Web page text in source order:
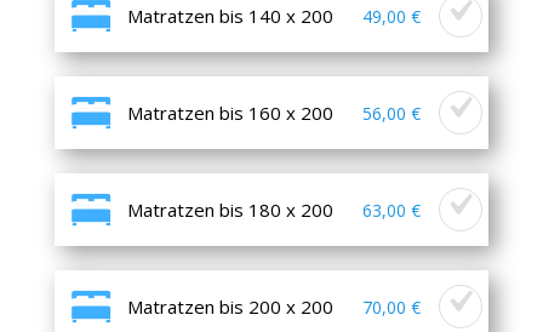
Matratzen bis 140 x 200 49,00 €
Matratzen bis 160 x 200 56,00 €
Matratzen bis 180 x 200 63,00 €
Matratzen bis 200 x 200 70,00 €